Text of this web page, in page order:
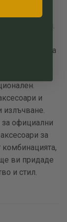
на
целия ден.
и
елегантна
и
излъчване.
за официални
за
ви придаде
и стил.